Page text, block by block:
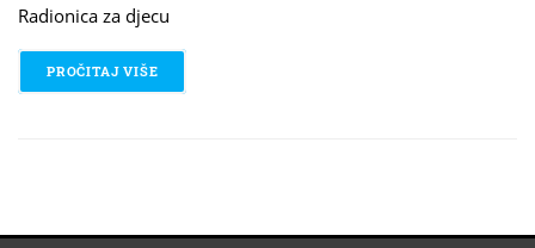
Radionica za djecu
PROČITAJ VIŠE